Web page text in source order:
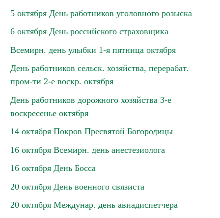
5 октября День работников уголовного розыска
6 октября День российского страховщика
Всемирн. день улыбки 1-я пятница октября
День работников сельск. хозяйства, перерабат.
пром-ти 2-е воскр. октября
День работников дорожного хозяйства 3-е
воскресенье октября
14 октября Покров Пресвятой Богородицы
16 октября Всемирн. день анестезиолога
16 октября День Босса
20 октября День военного связиста
20 октября Междунар. день авиадиспетчера